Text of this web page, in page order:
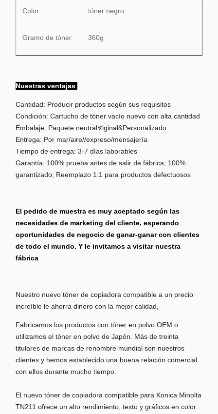
Color tóner negro
Gramo de tóner 360g
Nuestras ventajas:
Cantidad: Producir productos según sus requisitos
Condición: Cartucho de tóner vacío nuevo con alta cantidad
Embalaje: Paquete neutral⩔iginal&Personalizado
Entrega: Por mar/aire//expreso/mensajería
Tiempo de entrega: 3-7 días laborables
Garantía: 100% prueba antes de salir de fábrica; 100%
garantizado; Reemplazo 1:1 para productos defectuosos
El pedido de muestra es muy aceptado según las
necesidades de marketing del cliente, esperando
oportunidades de negocio de ganar-ganar con clientes
de todo el mundo. Y le invitamos a visitar nuestra
fábrica
Nuestro nuevo tóner de copiadora compatible a un precio
increíble le ahorra dinero con la mejor calidad,
Fabricamos los productos con tóner en polvo OEM o
utilizamos el tóner en polvo de Japón. Más de treinta
titulares de marcas de renombre mundial son nuestros
clientes y hemos establecido una buena relación comercial
con ellos durante mucho tiempo.
El nuevo tóner de copiadora compatible para Konica Minolta
TN211 ofrece un alto rendimiento, texto y gráficos en color